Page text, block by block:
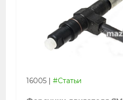
16005 | #Статьи